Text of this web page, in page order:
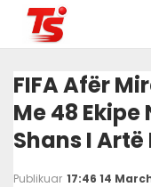
FIFA Afër
Me 48 Ekipe
Shans I
Publikuar 17:46 14